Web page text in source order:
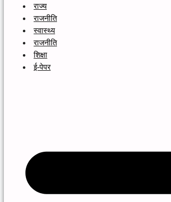
राज्य
राजनीति
स्वास्थ्य
राजनीति
शिक्षा
ई-पेपर